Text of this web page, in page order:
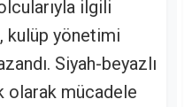
ilgili
kulüp yönetimi
Siyah-beyazlı
olarak mücadele